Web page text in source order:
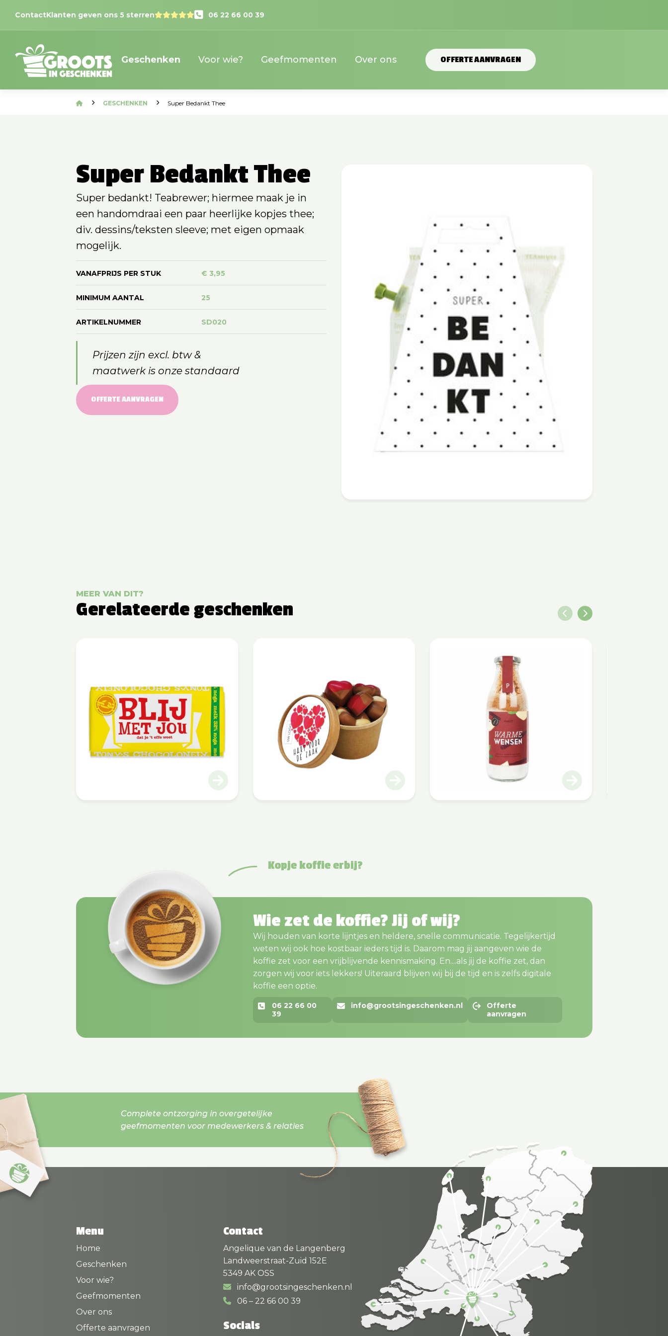
Geschenken Voor wie? Geefmomenten Over ons OFFERTE AANVRAGEN
ContactKlanten geven ons 5 sterren 06 22 66 00 39
GESCHENKEN Super Bedankt Thee
Super Bedankt Thee
Super bedankt! Teabrewer; hiermee maak je in
een handomdraai een paar heerlijke kopjes thee;
div. dessins/teksten sleeve; met eigen opmaak
mogelijk.
VANAFPRIJS PER STUK € 3,95
MINIMUM AANTAL 25
ARTIKELNUMMER SD020
Prijzen zijn excl. btw &
maatwerk is onze standaard
OFFERTE AANVRAGEN
MEER VAN DIT?
Gerelateerde geschenken
Kopje koffie erbij?
Wie zet de koffie? Jij of wij?
Wij houden van korte lijntjes en heldere, snelle communicatie. Tegelijkertijd
weten wij ook hoe kostbaar ieders tijd is. Daarom mag jij aangeven wie de
koffie zet voor een vrijblijvende kennismaking. En....als jij de koffie zet, dan
zorgen wij voor iets lekkers! Uiteraard blijven wij bij de tijd en is zelfs digitale
koffie een optie.
06 22 66 00
39
info@grootsingeschenken.nl
Offerte
aanvragen
Complete ontzorging in overgetelijke
geefmomenten voor medewerkers & relaties
Menu
Home
Geschenken
Voor wie?
Geefmomenten
Over ons
Offerte aanvragen
Contact
Angelique van de Langenberg
Landweerstraat-Zuid 152E
5349 AK OSS
info@grootsingeschenken.nl
06 – 22 66 00 39
Socials